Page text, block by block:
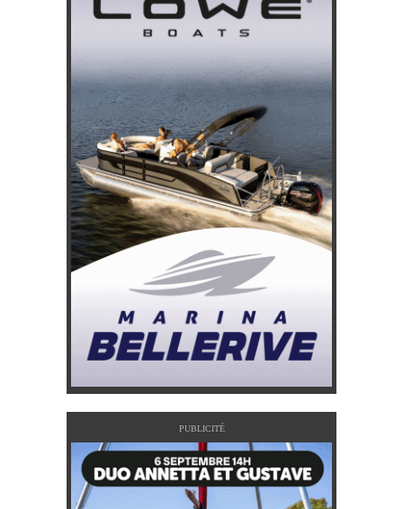
PUBLICITÉ